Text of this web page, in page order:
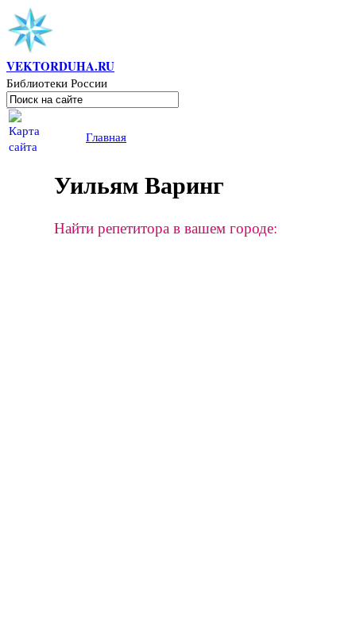
Перейти к основному содержанию
VEKTORDUHA.RU
Библиотеки России
Форма поиска
Поиск
Вы здесьГлавная
Уильям Варинг
Найти репетитора в вашем городе: